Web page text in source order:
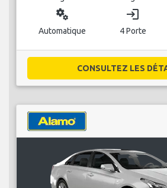
miscellaneous_services
Automatique
login
4 Porte
CONSULTEZ LES